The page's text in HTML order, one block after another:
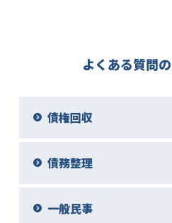
よくある質問
債権回収
債務整理
一般民事